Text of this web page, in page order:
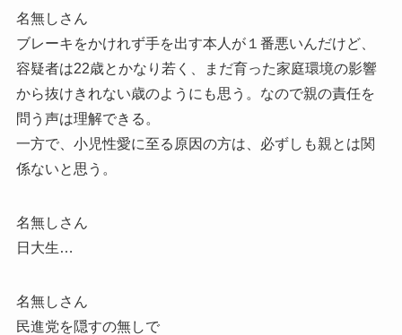
名無しさん
ブレーキをかけれず手を出す本人が１番悪いんだけど、
容疑者は22歳とかなり若く、まだ育った家庭環境の影響
から抜けきれない歳のようにも思う。なので親の責任を
問う声は理解できる。
一方で、小児性愛に至る原因の方は、必ずしも親とは関
係ないと思う。
名無しさん
日大生…
名無しさん
民進党を隠すの無しで